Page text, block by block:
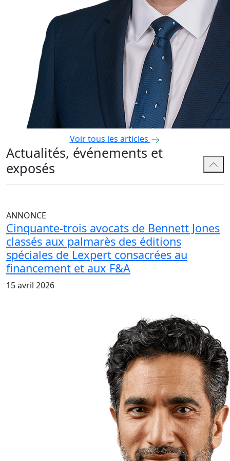
Voir tous les articles
Actualités, événements et
exposés
ANNONCE
Cinquante-trois avocats de Bennett Jones
classés aux palmarès des éditions
spéciales de Lexpert consacrées au
financement et aux F&A
15 avril 2026